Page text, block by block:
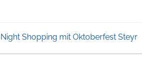
Shopping mit Oktoberfest Steyr